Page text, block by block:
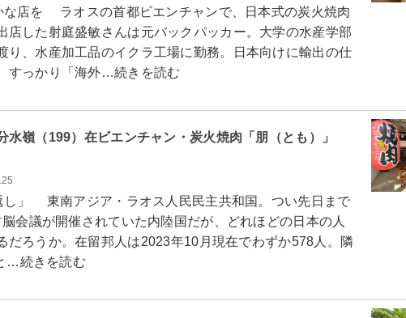
店を ラオスの首都ビエンチャンで、日本式の炭火焼肉
店した射庭盛敏さんは元バックパッカー。大学の水産学部
り、水産加工品のイクラ工場に勤務。日本向けに輸出の仕
すっかり「海外…続きを読む
嶺（199）在ビエンチャン・炭火焼肉「朋（とも）」
」 東南アジア・ラオス人民民主共和国。つい先日まで
会議が開催されていた内陸国だが、どれほどの日本の人
だろうか。在留邦人は2023年10月現在でわずか578人。隣
…続きを読む